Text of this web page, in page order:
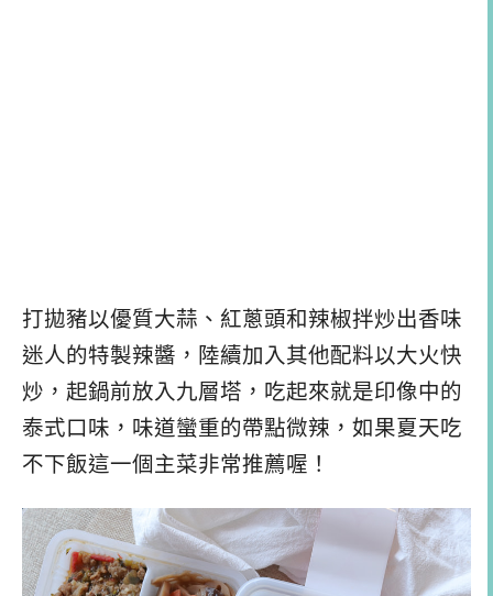
打拋豬以優質大蒜、紅蔥頭和辣椒拌炒出香味
迷人的特製辣醬，陸續加入其他配料以大火快
炒，起鍋前放入九層塔，吃起來就是印像中的
泰式口味，味道蠻重的帶點微辣，如果夏天吃
不下飯這一個主菜非常推薦喔！